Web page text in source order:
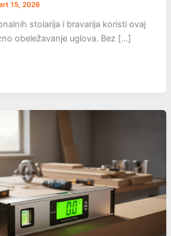
15, 2026
stolarija i bravarija koristi ovaj
obeležavanje uglova. Bez […]